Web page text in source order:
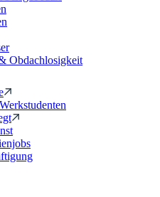
Obdachlosigkeit